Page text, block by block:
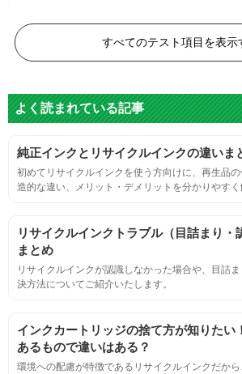
黒度の技術基準に適合する。
標準カラーサンプルを印刷する。
鮮やか、リアル、彩度、シャープなど、
標準カラ―サンプルと比べて大きな違いが
におい
サンプルシートを印刷し、直接においを嗅
互換性
すべてのテスト項目を表示
よく読まれている記事
純正インクとリサイクルインクの違いま
初めてリサイクルインクを使う方向けに、再生品
造的な違い、メリット・デメリットを分かりやすく
リサイクルインクトラブル（目詰まり・
まとめ
リサイクルインクが認識しなかった場合や、目詰
決方法についてご紹介いたします。
インクカートリッジの捨て方が知りたい
あるもので違いはある？
環境への配慮が特徴であるリサイクルインクだから